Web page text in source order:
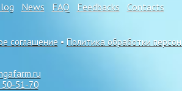
News FAQ Feedbacks Contacts
соглашение • Политика обработки
50-51-70